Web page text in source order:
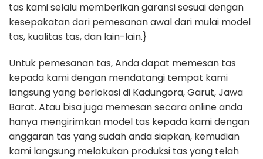
tas kami selalu memberikan garansi sesuai dengan
kesepakatan dari pemesanan awal dari mulai model
tas, kualitas tas, dan lain-lain.}
Untuk pemesanan tas, Anda dapat memesan tas
kepada kami dengan mendatangi tempat kami
langsung yang berlokasi di Kadungora, Garut, Jawa
Barat. Atau bisa juga memesan secara online anda
hanya mengirimkan model tas kepada kami dengan
anggaran tas yang sudah anda siapkan, kemudian
kami langsung melakukan produksi tas yang telah